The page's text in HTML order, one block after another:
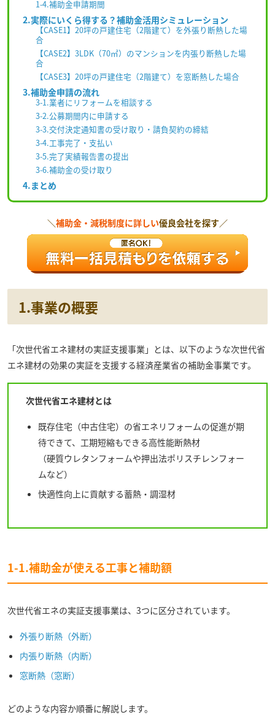
1-4.補助金申請期間
2.実際にいくら得する？補助金活用シミュレーション
【CASE1】20坪の戸建住宅（2階建て）を外張り断熱した場
合
【CASE2】3LDK（70㎡）のマンションを内張り断熱した場
合
【CASE3】20坪の戸建住宅（2階建て）を窓断熱した場合
3.補助金申請の流れ
3-1.業者にリフォームを相談する
3-2.公募期間内に申請する
3-3.交付決定通知書の受け取り・請負契約の締結
3-4.工事完了・支払い
3-5.完了実績報告書の提出
3-6.補助金の受け取り
4.まとめ
＼補助金・減税制度に詳しい優良会社を探す／
1.事業の概要
「次世代省エネ建材の実証支援事業」とは、以下のような次世代省
エネ建材の効果の実証を支援する経済産業省の補助金事業です。
次世代省エネ建材とは
既存住宅（中古住宅）の省エネリフォームの促進が期
待できて、工期短縮もできる高性能断熱材
（硬質ウレタンフォームや押出法ポリスチレンフォー
ムなど）
快適性向上に貢献する蓄熱・調湿材
1-1.補助金が使える工事と補助額
次世代省エネの実証支援事業は、3つに区分されています。
外張り断熱（外断）
内張り断熱（内断）
窓断熱（窓断）
どのような内容か順番に解説します。